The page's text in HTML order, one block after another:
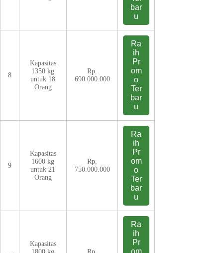
bar
u
8
Kapasitas
1350 kg
untuk 18
Orang
Rp.
690.000.000
Ra
ih
Pr
om
o
Ter
bar
u
9
Kapasitas
1600 kg
untuk 21
Orang
Rp.
750.000.000
Ra
ih
Pr
om
o
Ter
bar
u
Kapasitas
Ra
ih
Pr
om